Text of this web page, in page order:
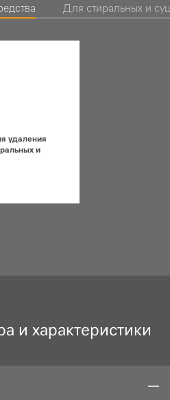
Для стиральных и
удаления
и
машинах
и характеристики